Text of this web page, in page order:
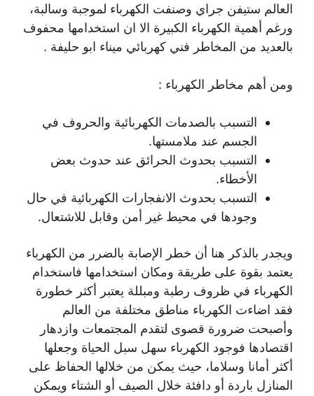
العالم ستيفن جراي وصنفت الكهرباء لموجبة وسالبة،
ورغم أهمية الكهرباء الكبيرة الا ان استخدامها محفوف
بالعديد من المخاطر فني كهربائي ميناء ابو حليفة .
ومن أهم مخاطر الكهرباء :
التسبب بالصدمات الكهربائية والحروف في
الجسم عند ملامستها.
التسبب بحدوث الحرائق عند حدوث بعض
الأخطاء.
التسبب بحدوث الانفجارات الكهربائية في حال
وجودها في محيط غير أمن وقابل للاشتعال.
ويجدر بالذكر هنا أن خطر الإصابة بالضرر من الكهرباء
يعتمد بقوة على طريقة ومكان استخدامها فاستخدام
الكهرباء في ظروف رطبة ومبللة يعتبر أكثر خطورة
فقد اضاءت الكهرباء مناطق مختلفة من العالم
وأصبحت ضرورة قصوى لتقدم المجتمعات وازدهار
اقتصادها فوجود الكهرباء سهل سبل الحياة وجعلها
أكثر أمانا وسلاما، حيث يمكن من خلالها الحفاظ على
المنازل باردة أو دافئة خلال الصيف أو الشتاء ويمكن